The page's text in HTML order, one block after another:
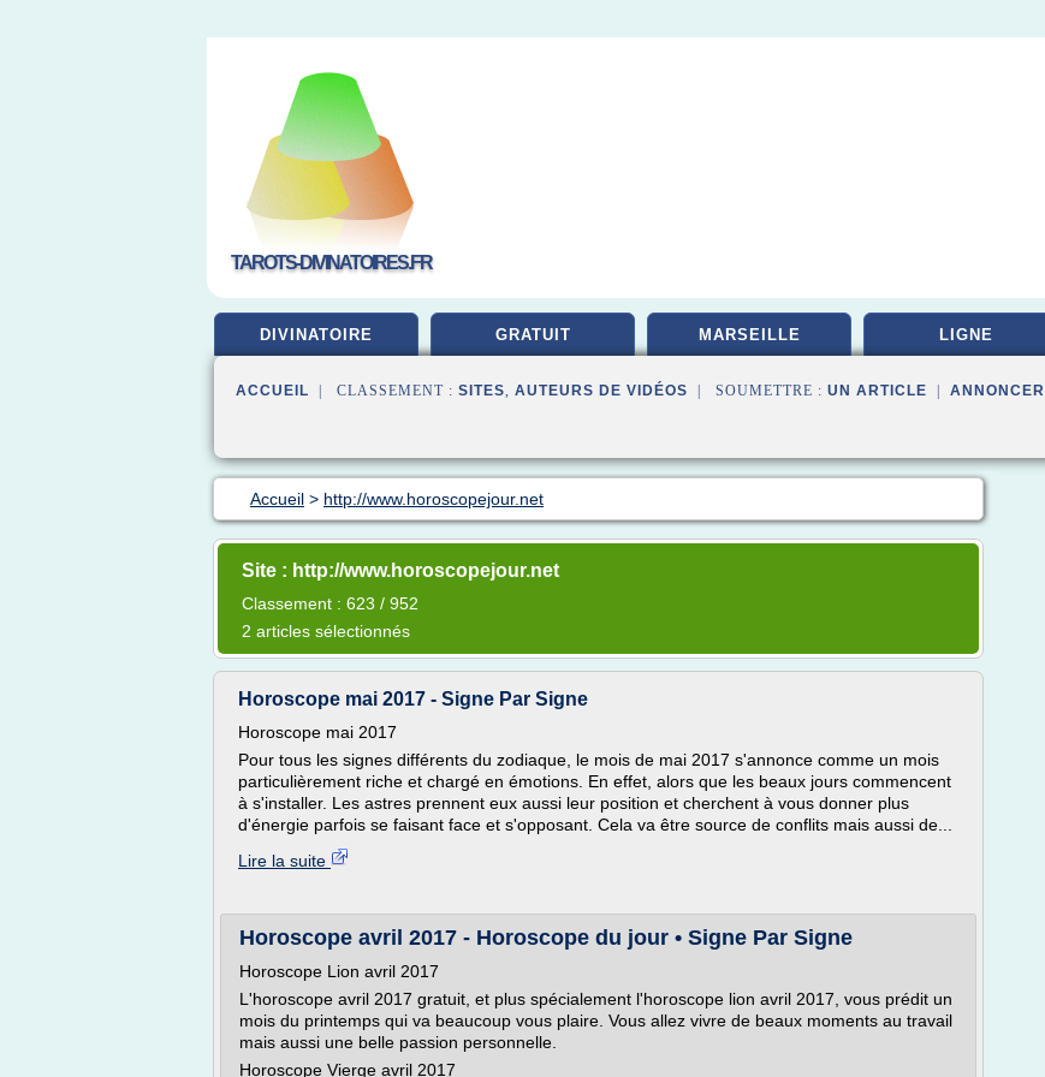
TAROTS-DIVINATOIRES.FR
DIVINATOIRE GRATUIT MARSEILLE LIGNE
ACCUEIL | CLASSEMENT : SITES, AUTEURS DE VIDÉOS | SOUMETTRE : UN ARTICLE ANNONCER
Accueil > http://www.horoscopejour.net
Site : http://www.horoscopejour.net
Classement : 623 / 952
2 articles sélectionnés
Horoscope mai 2017 - Signe Par Signe
Horoscope mai 2017
Pour tous les signes différents du zodiaque, le mois de mai 2017 s'annonce comme un mois
particulièrement riche et chargé en émotions. En effet, alors que les beaux jours commencent
à s'installer. Les astres prennent eux aussi leur position et cherchent à vous donner plus
d'énergie parfois se faisant face et s'opposant. Cela va être source de conflits mais aussi de...
Lire la suite
Horoscope avril 2017 - Horoscope du jour • Signe Par Signe
Horoscope Lion avril 2017
L'horoscope avril 2017 gratuit, et plus spécialement l'horoscope lion avril 2017, vous prédit un
mois du printemps qui va beaucoup vous plaire. Vous allez vivre de beaux moments au travail
mais aussi une belle passion personnelle.
Horoscope Vierge avril 2017